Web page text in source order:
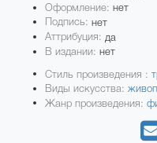
Оформление:нет
Подпись:нет
Аттрибуция: да
В издании:нет
Стиль произведения :
Виды искусства:
Жанр произведения: